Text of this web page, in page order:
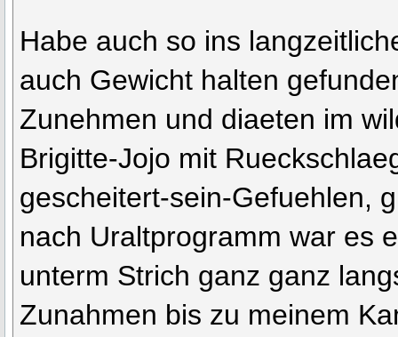
Habe auch so ins
auch Gewicht halten
Zunehmen und diaeten im
Brigitte-Jojo mit
gescheitert-sein-Gefuehlen,
nach Uraltprogramm war es
unterm Strich ganz ganz
Zunahmen bis zu meinem